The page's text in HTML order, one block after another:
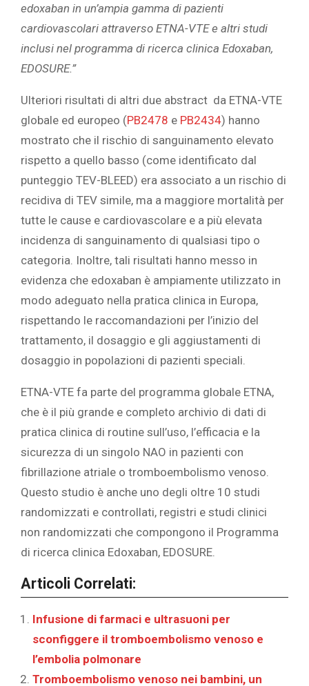
edoxaban in un’ampia gamma di pazienti
cardiovascolari attraverso ETNA-VTE e altri studi
inclusi nel programma di ricerca clinica Edoxaban,
EDOSURE.”
Ulteriori risultati di altri due abstract da ETNA-VTE
globale ed europeo (PB2478 e PB2434) hanno
mostrato che il rischio di sanguinamento elevato
rispetto a quello basso (come identificato dal
punteggio TEV-BLEED) era associato a un rischio di
recidiva di TEV simile, ma a maggiore mortalità per
tutte le cause e cardiovascolare e a più elevata
incidenza di sanguinamento di qualsiasi tipo o
categoria. Inoltre, tali risultati hanno messo in
evidenza che edoxaban è ampiamente utilizzato in
modo adeguato nella pratica clinica in Europa,
rispettando le raccomandazioni per l’inizio del
trattamento, il dosaggio e gli aggiustamenti di
dosaggio in popolazioni di pazienti speciali.
ETNA-VTE fa parte del programma globale ETNA,
che è il più grande e completo archivio di dati di
pratica clinica di routine sull’uso, l’efficacia e la
sicurezza di un singolo NAO in pazienti con
fibrillazione atriale o tromboembolismo venoso.
Questo studio è anche uno degli oltre 10 studi
randomizzati e controllati, registri e studi clinici
non randomizzati che compongono il Programma
di ricerca clinica Edoxaban, EDOSURE.
Articoli Correlati:
Infusione di farmaci e ultrasuoni per
sconfiggere il tromboembolismo venoso e
l’embolia polmonare
Tromboembolismo venoso nei bambini, un